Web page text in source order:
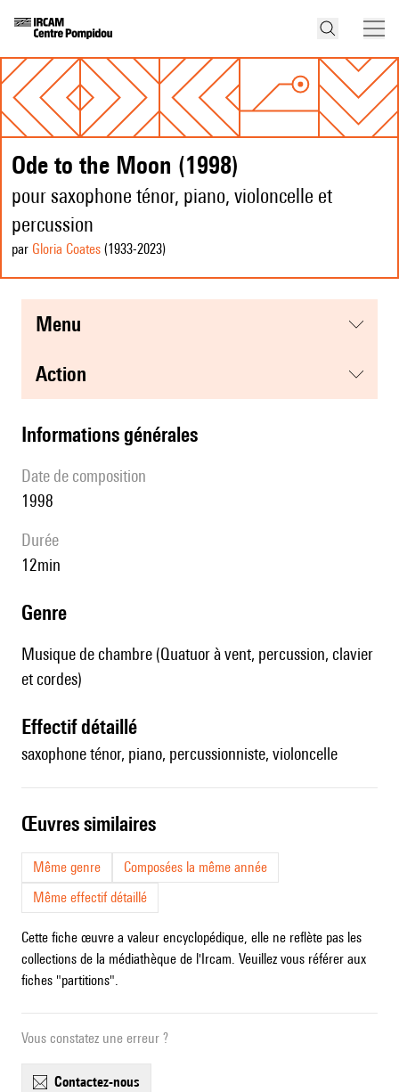
Ode to the Moon (1998)
pour saxophone ténor, piano, violoncelle et
percussion
par Gloria Coates (1933-2023)
menu
action
informations générales
date de composition
1998
durée
12min
genre
Musique de chambre (Quatuor à vent, percussion, clavier
et cordes)
effectif détaillé
saxophone ténor, piano, percussionniste, violoncelle
œuvres similaires
Même genre
Composées la même année
Même effectif détaillé
Cette fiche œuvre a valeur encyclopédique, elle ne reflète pas les
collections de la médiathèque de l'Ircam. Veuillez vous référer aux
fiches "partitions".
Vous constatez une erreur ?
contactez-nous